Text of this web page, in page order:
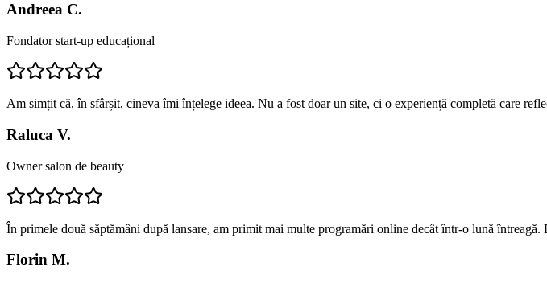
Andreea C.
Fondator start-up educațional
Am simțit că, în sfârșit, cineva îmi înțelege ideea. Nu a fost doar un site, ci o experiență completă care
Raluca V.
Owner salon de beauty
În primele două săptămâni după lansare, am primit mai multe programări online decât într-o lună
Florin M.